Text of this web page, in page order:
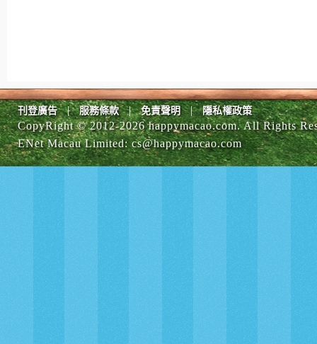
刊登廣告 | 服務條款 | 免責聲明 | 隱私權政策
CopyRight © 2012-2026 happymacao.com. All Rights
ENet Macau Limited:cs@happymacao.com